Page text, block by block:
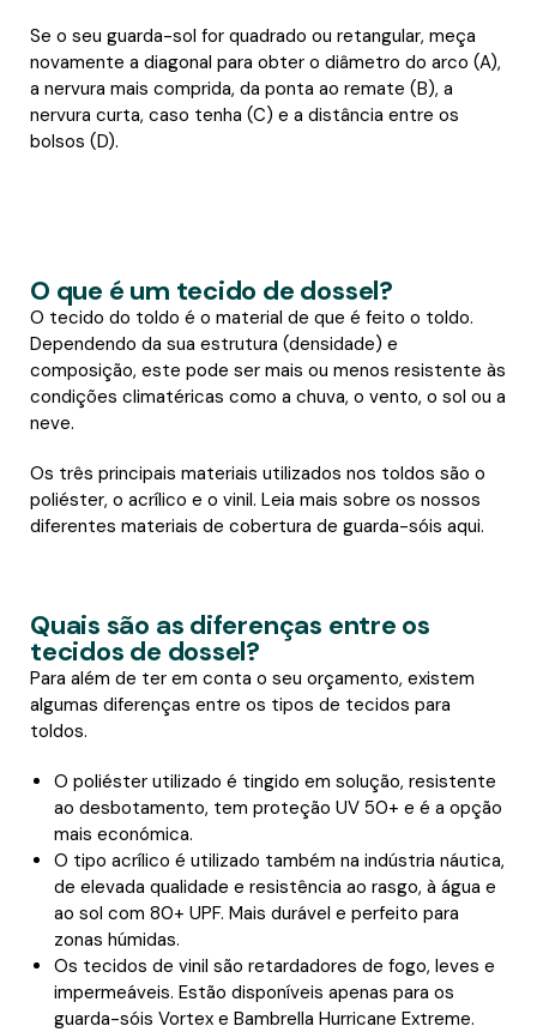
Se o seu guarda-sol for quadrado ou retangular, meça
novamente a diagonal para obter o diâmetro do arco (A),
a nervura mais comprida, da ponta ao remate (B), a
nervura curta, caso tenha (C) e a distância entre os
bolsos (D).
O que é um tecido de dossel?
O tecido do toldo é o material de que é feito o toldo.
Dependendo da sua estrutura (densidade) e
composição, este pode ser mais ou menos resistente às
condições climatéricas como a chuva, o vento, o sol ou a
neve.
Os três principais materiais utilizados nos toldos são o
poliéster, o acrílico e o vinil. Leia mais sobre os nossos
diferentes materiais de cobertura de guarda-sóis aqui.
Quais são as diferenças entre os
tecidos de dossel?
Para além de ter em conta o seu orçamento, existem
algumas diferenças entre os tipos de tecidos para
toldos.
O poliéster utilizado é tingido em solução, resistente
ao desbotamento, tem proteção UV 50+ e é a opção
mais económica.
O tipo acrílico é utilizado também na indústria náutica,
de elevada qualidade e resistência ao rasgo, à água e
ao sol com 80+ UPF. Mais durável e perfeito para
zonas húmidas.
Os tecidos de vinil são retardadores de fogo, leves e
impermeáveis. Estão disponíveis apenas para os
guarda-sóis Vortex e Bambrella Hurricane Extreme.